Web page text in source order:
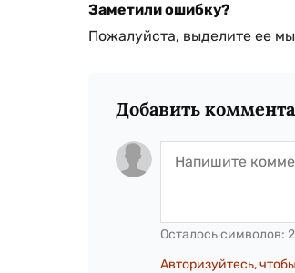
Заметили ошибку?
Пожалуйста, выделите ее
Добавить
Осталось символов:
Авторизуйтесь,